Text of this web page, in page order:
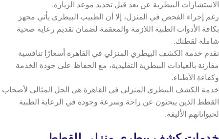
الاستشارات البيطرية عن بعد قبل تحديد موعد الزيارة.
رغم إجراء الفحص في المنزل، إلا أن الطبيب البيطري يأتي مجهز
بكافة الأدوات الطبية اللازمة والمعقمة لضمان تقديم رعاية صحية
شاملة لقطتك.
تقدم خدمة الكشف البيطري المنزلي في القاهرة أسعارًا تنافسية
مقارنة بالعيادات البيطرية التقليدية، مع الحفاظ على جودة الخدمة
وكفاءة الأطباء.
خدمة الكشف البيطري المنزلي في القاهرة هي الحل المثالي لأصحاب
القطط الذين يبحثون عن راحة وسرعة وجودة في الرعاية الطبية
لحيواناتهم الأليفة.